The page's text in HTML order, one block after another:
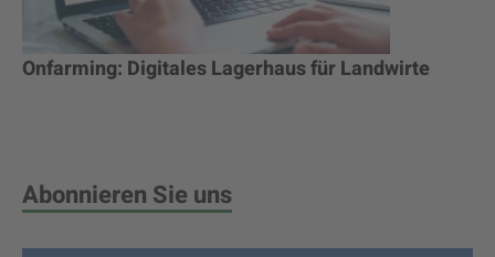
Onfarming: Digitales Lagerhaus für Landwirte
Abonnieren Sie uns